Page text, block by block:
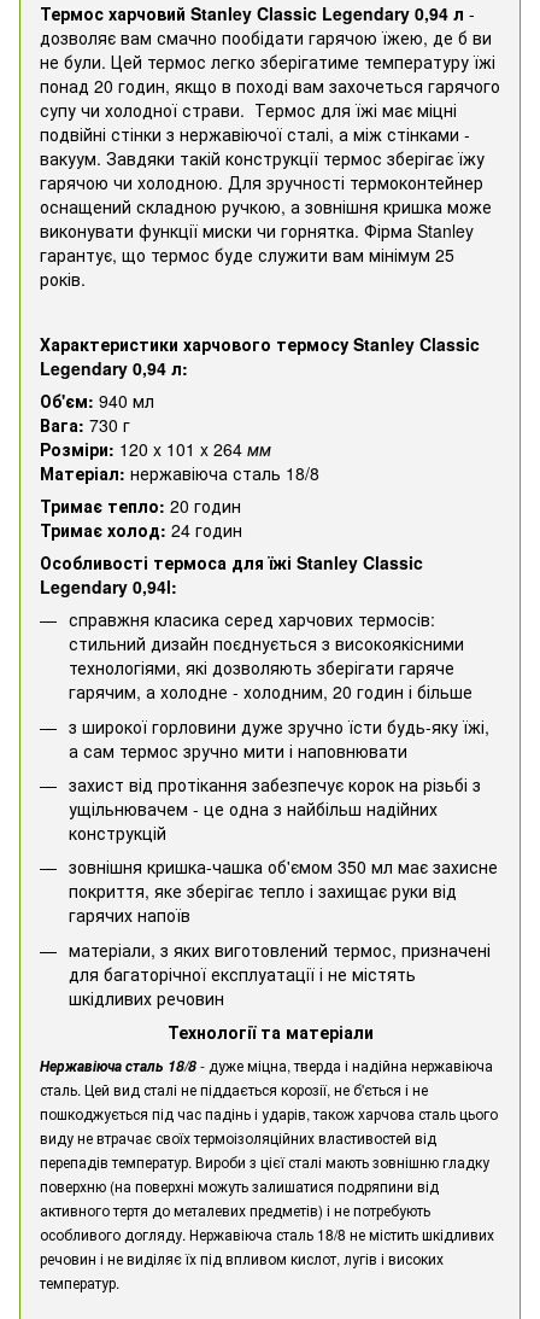
Термос харчовий Stanley Classic Legendary 0,94 л -
дозволяє вам смачно пообідати гарячою їжею, де б ви
не були. Цей термос легко зберігатиме температуру їжі
понад 20 годин, якщо в поході вам захочеться гарячого
супу чи холодної страви. Термос для їжі має міцні
подвійні стінки з нержавіючої сталі, а між стінками -
вакуум. Завдяки такій конструкції термос зберігає їжу
гарячою чи холодною. Для зручності термоконтейнер
оснащений складною ручкою, а зовнішня кришка може
виконувати функції миски чи горнятка. Фірма Stanley
гарантує, що термос буде служити вам мінімум 25
років.
Характеристики харчового термосу Stanley Classic
Legendary 0,94 л:
Об'єм: 940 мл
Вага: 730 г
Розміри: 120 x 101 x 264 мм
Матеріал: нержавіюча сталь 18/8
Тримає тепло: 20 годин
Тримає холод: 24 годин
Особливості термоса для їжі Stanley Classic
Legendary 0,94l:
справжня класика серед харчових термосів:
стильний дизайн поєднується з високоякісними
технологіями, які дозволяють зберігати гаряче
гарячим, а холодне - холодним, 20 годин і більше
з широкої горловини дуже зручно їсти будь-яку їжі,
а сам термос зручно мити і наповнювати
захист від протікання забезпечує корок на різьбі з
ущільнювачем - це одна з найбільш надійних
конструкцій
зовнішня кришка-чашка об'ємом 350 мл має захисне
покриття, яке зберігає тепло і захищає руки від
гарячих напоїв
матеріали, з яких виготовлений термос, призначені
для багаторічної експлуатації і не містять
шкідливих речовин
Технології та матеріали
Нержавіюча сталь 18/8- дуже міцна, тверда і надійна нержавіюча
сталь. Цей вид сталі не піддається корозії, не б'ється і не
пошкоджується під час падінь і ударів, також харчова сталь цього
виду не втрачає своїх термоізоляційних властивостей від
перепадів температур. Вироби з цієї сталі мають зовнішню гладку
поверхню (на поверхні можуть залишатися подряпини від
активного тертя до металевих предметів) і не потребують
особливого догляду. Нержавіюча сталь 18/8 не містить шкідливих
речовин і не виділяє їх під впливом кислот, лугів і високих
температур.